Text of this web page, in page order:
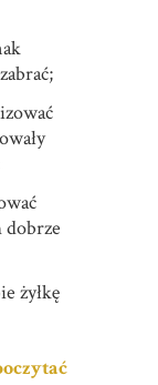
dobrze
żyłkę